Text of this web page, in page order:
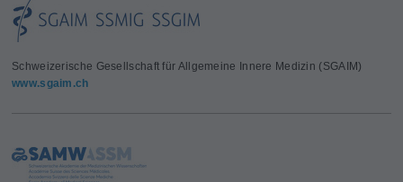
Schweizerische Gesellschaft für Allgemeine Innere Medizin (SGAIM)
www.sgaim.ch